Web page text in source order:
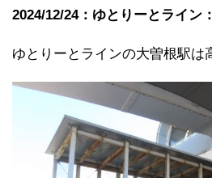
2024/12/24：ゆとりーとライン
ゆとりーとラインの大曽根駅は